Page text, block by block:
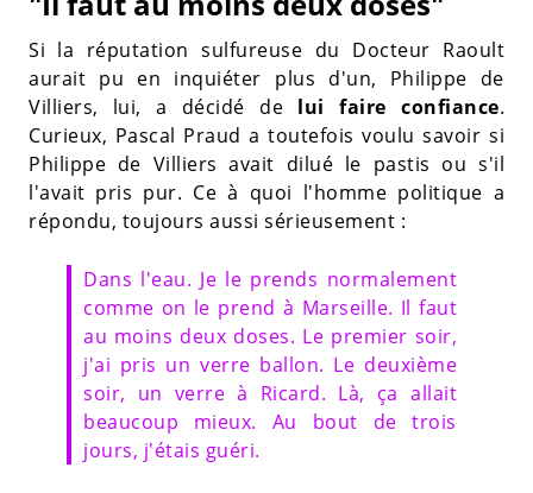
Si la réputation sulfureuse du Docteur Raoult
aurait pu en inquiéter plus d'un, Philippe de
Villiers, lui, a décidé de lui faire confiance.
Curieux, Pascal Praud a toutefois voulu savoir si
Philippe de Villiers avait dilué le pastis ou s'il
l'avait pris pur. Ce à quoi l'homme politique a
répondu, toujours aussi sérieusement :
Dans l'eau. Je le prends normalement
comme on le prend à Marseille. Il faut
au moins deux doses. Le premier soir,
j'ai pris un verre ballon. Le deuxième
soir, un verre à Ricard. Là, ça allait
beaucoup mieux. Au bout de trois
jours, j'étais guéri.